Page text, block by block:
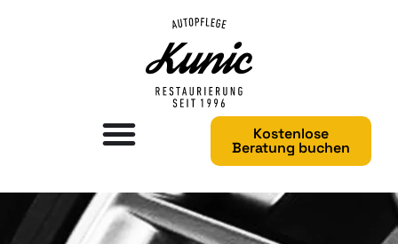
Kostenlose
Beratung buchen